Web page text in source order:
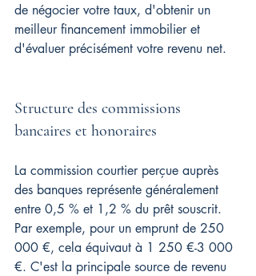
de négocier votre taux, d'obtenir un
meilleur financement immobilier et
d'évaluer précisément votre revenu net.
Structure des commissions
bancaires et honoraires
La commission courtier perçue auprès
des banques représente généralement
entre 0,5 % et 1,2 % du prêt souscrit.
Par exemple, pour un emprunt de 250
000 €, cela équivaut à 1 250 €-3 000
€. C'est la principale source de revenu